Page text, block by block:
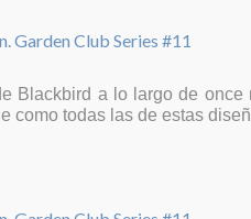
Blackbird a lo largo de once
como todas las de estas